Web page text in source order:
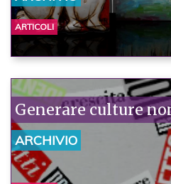
ARTICOLI
Generare culture
ARCHIVIO